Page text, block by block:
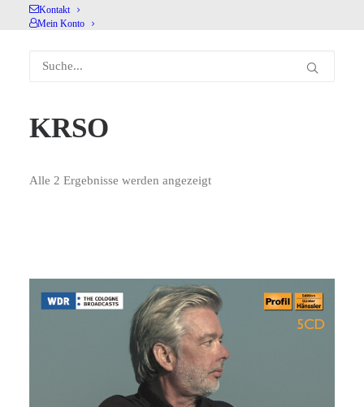
Kontakt
Mein Konto
KRSO
Alle 2 Ergebnisse werden angezeigtNach